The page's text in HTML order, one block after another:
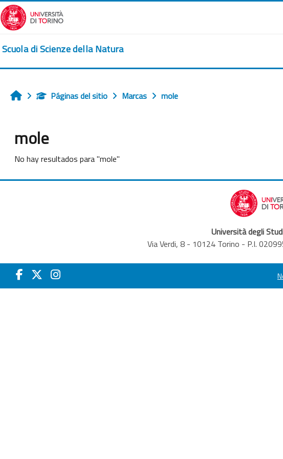
Salta al contenido principal
Scuola di Scienze della Natura
InicioPáginas del sitio Marcas mole
mole
No hay resultados para "mole"
Università degli
Via Verdi, 8 - 10124 Torino - P.I.